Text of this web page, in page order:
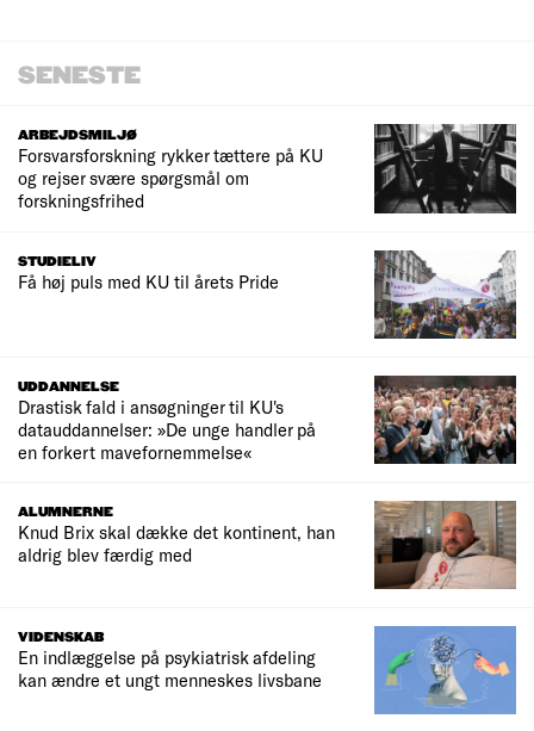
SENESTE
ARBEJDSMILJØ
Forsvarsforskning rykker tættere på KU
og rejser svære spørgsmål om
forskningsfrihed
STUDIELIV
Få høj puls med KU til årets Pride
UDDANNELSE
Drastisk fald i ansøgninger til KU's
datauddannelser: »De unge handler på
en forkert mavefornemmelse«
ALUMNERNE
Knud Brix skal dække det kontinent, han
aldrig blev færdig med
VIDENSKAB
En indlæggelse på psykiatrisk afdeling
kan ændre et ungt menneskes livsbane